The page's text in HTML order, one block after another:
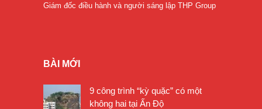
Giám đốc điều hành và người sáng lập THP Group
BÀI MỚI
9 công trình “kỳ quặc” có một
không hai tại Ấn Độ